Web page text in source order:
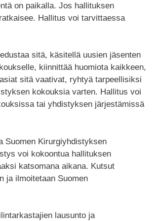
on paikalla. Jos hallituksen
Hallitus voi tarvittaessa
sitä, käsitellä uusien jäsenten
kiinnittää huomiota kaikkeen,
sitä vaativat, ryhtyä tarpeellisiksi
kokouksia varten. Hallitus voi
tai yhdistyksen järjestämissä
Suomen Kirurgiyhdistyksen
voi kokoontua hallituksen
katsomana aikana. Kutsut
ja ilmoitetaan Suomen
lausunto ja